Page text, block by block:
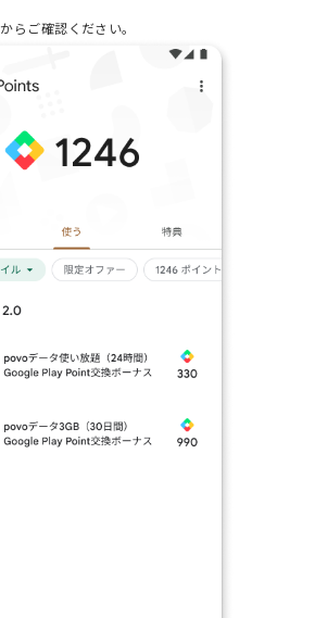
からご確認ください。